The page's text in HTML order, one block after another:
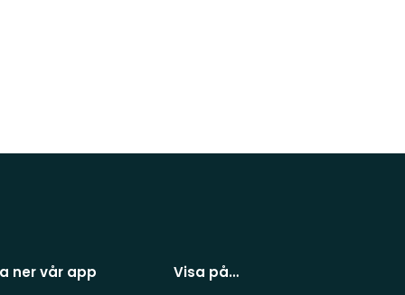
ner vår app Visa på…